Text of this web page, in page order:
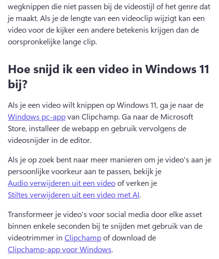
wegknippen die niet passen bij de videostijl of het genre dat
je maakt. Als je de lengte van een videoclip wijzigt kan een
video voor de kijker een andere betekenis krijgen dan de
oorspronkelijke lange clip.
Hoe snijd ik een video in Windows 11
bij?
Als je een video wilt knippen op Windows 11, ga je naar de
Windows pc-app van Clipchamp. Ga naar de Microsoft
Store, installeer de webapp en gebruik vervolgens de
videosnijder in de editor.
Als je op zoek bent naar meer manieren om je video's aan je
persoonlijke voorkeur aan te passen, bekijk je
Audio verwijderen uit een video of verken je
Stiltes verwijderen uit een video met AI.
Transformeer je video's voor social media door elke asset
binnen enkele seconden bij te snijden met gebruik van de
videotrimmer in Clipchamp of download de
Clipchamp-app voor Windows.